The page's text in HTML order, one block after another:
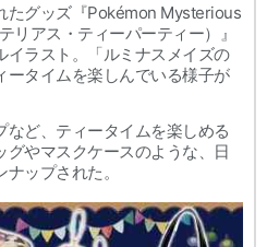
たグッズ『Pokémon Mysterious
リアス・ティーパーティー）』
イラスト。「ルミナスメイズの
タイムを楽しんでいる様子が
ど、ティータイムを楽しめる
やマスクケースのような、日
ップされた。